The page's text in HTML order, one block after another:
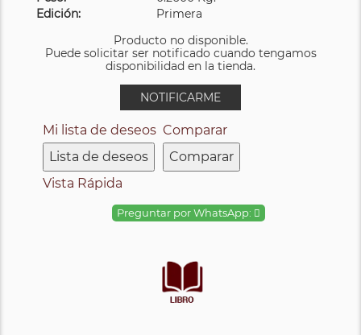
Edición:
Primera
Producto no disponible.
Puede solicitar ser notificado cuando tengamos
disponibilidad en la tienda.
NOTIFICARME
Mi lista de deseos
Lista de deseos
Comparar
Comparar
Vista Rápida
Preguntar por WhatsApp: